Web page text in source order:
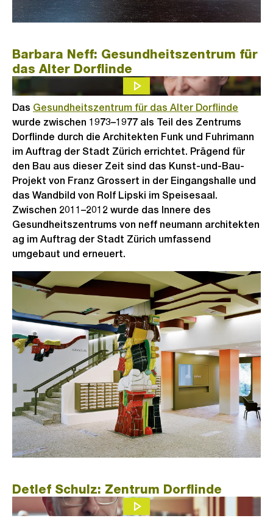
Barbara Neff: Gesundheitszentrum für
das Alter Dorflinde
Das Gesundheitszentrum für das Alter Dorflinde
wurde zwischen 1973–1977 als Teil des Zentrums
Dorflinde durch die Architekten Funk und Fuhrimann
im Auftrag der Stadt Zürich errichtet. Prägend für
den Bau aus dieser Zeit sind das Kunst-und-Bau-
Projekt von Franz Grossert in der Eingangshalle und
das Wandbild von Rolf Lipski im Speisesaal.
Zwischen 2011–2012 wurde das Innere des
Gesundheitszentrums von neff neumann architekten
ag im Auftrag der Stadt Zürich umfassend
umgebaut und erneuert.
Detlef Schulz: Zentrum Dorflinde